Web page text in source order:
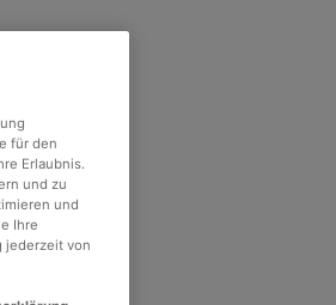
für den
Erlaubnis.
und zu
und
Ihre
jederzeit von